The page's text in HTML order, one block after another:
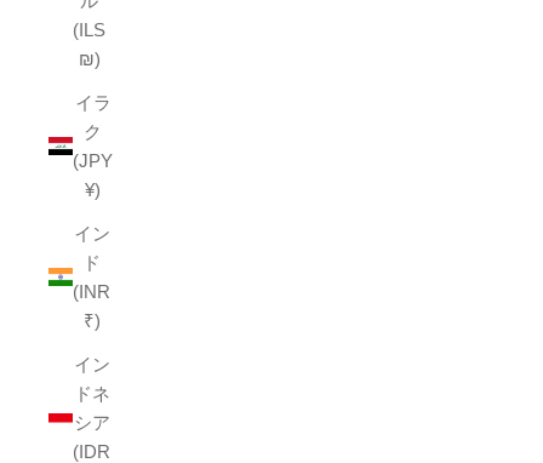
(ILS
₪)
イラ
ク
(JPY
¥)
イン
ド
(INR
₹)
イン
ドネ
シア
(IDR